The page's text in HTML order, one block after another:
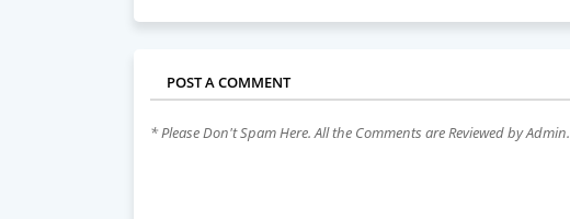
POST A COMMENT
* Please Don't Spam Here. All the Comments are Reviewed by Admin.